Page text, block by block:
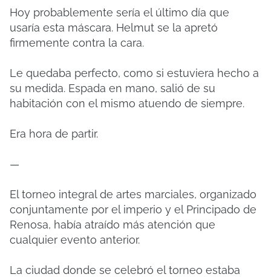
Hoy probablemente sería el último día que
usaría esta máscara. Helmut se la apretó
firmemente contra la cara.
Le quedaba perfecto, como si estuviera hecho a
su medida. Espada en mano, salió de su
habitación con el mismo atuendo de siempre.
Era hora de partir.
—
El torneo integral de artes marciales, organizado
conjuntamente por el imperio y el Principado de
Renosa, había atraído más atención que
cualquier evento anterior.
La ciudad donde se celebró el torneo estaba